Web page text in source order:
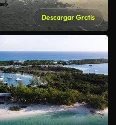
Descargar Gratis